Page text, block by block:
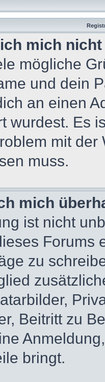
mich
mögliche
und dein
an einen
wurdest. Es
mit
muss.
mich
ist nicht
Forums
zu
Beitritt zu
bringt.